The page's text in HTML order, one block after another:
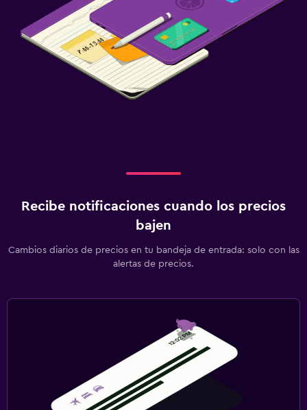
Recibe notificaciones cuando los precios
bajen
Cambios diarios de precios en tu bandeja de entrada: solo con las
alertas de precios.